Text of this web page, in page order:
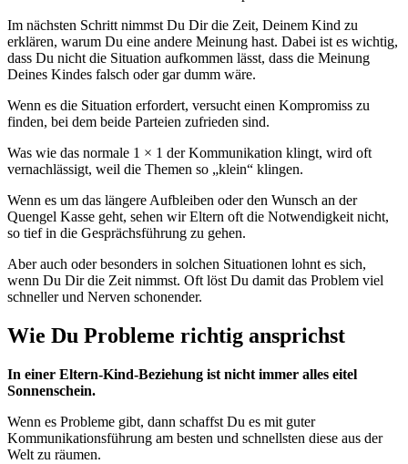
Im nächsten Schritt nimmst Du Dir die Zeit, Deinem Kind zu
erklären, warum Du eine andere Meinung hast. Dabei ist es wichtig,
dass Du nicht die Situation aufkommen lässt, dass die Meinung
Deines Kindes falsch oder gar dumm wäre.
Wenn es die Situation erfordert, versucht einen Kompromiss zu
finden, bei dem beide Parteien zufrieden sind.
Was wie das normale 1 × 1 der Kommunikation klingt, wird oft
vernachlässigt, weil die Themen so „klein“ klingen.
Wenn es um das längere Aufbleiben oder den Wunsch an der
Quengel Kasse geht, sehen wir Eltern oft die Notwendigkeit nicht,
so tief in die Gesprächsführung zu gehen.
Aber auch oder besonders in solchen Situationen lohnt es sich,
wenn Du Dir die Zeit nimmst. Oft löst Du damit das Problem viel
schneller und Nerven schonender.
Wie Du Probleme richtig ansprichst
In einer Eltern-Kind-Beziehung ist nicht immer alles eitel
Sonnenschein.
Wenn es Probleme gibt, dann schaffst Du es mit guter
Kommunikationsführung am besten und schnellsten diese aus der
Welt zu räumen.